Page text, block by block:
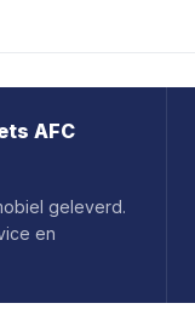
AFC
geleverd.
en